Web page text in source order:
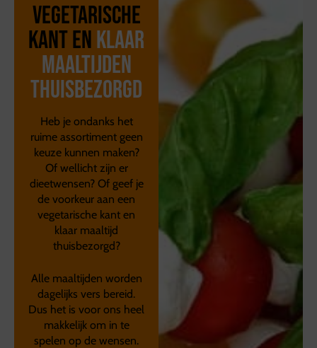
Vegetarische
kant enklaar
maaltijden
thuisbezorgd
Heb je ondanks het
ruime assortiment geen
keuze kunnen maken?
Of wellicht zijn er
dieetwensen? Of geef je
de voorkeur aan een
vegetarische kant en
klaar maaltijd
thuisbezorgd?
Alle maaltijden worden
dagelijks vers bereid.
Dus het is voor ons heel
makkelijk om in te
spelen op de wensen.